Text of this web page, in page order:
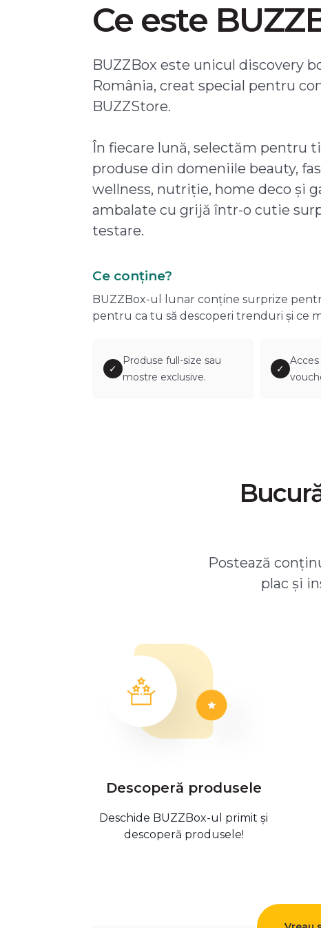
Ce este
BUZZBox este unicul discovery
România, creat special pentru
BUZZStore.
În fiecare lună, selectăm pentru
produse din domeniile beauty,
wellness, nutriție, home deco și
ambalate cu grijă într-o cutie
testare.
Ce conține?
BUZZBox-ul lunar conține surprize
pentru ca tu să descoperi trenduri și ce
✓
Produse full-size sau
mostre exclusive.
✓
Acces
Postează
plac și
Descoperă produsele
Deschide BUZZBox-ul primit și
descoperă produsele!